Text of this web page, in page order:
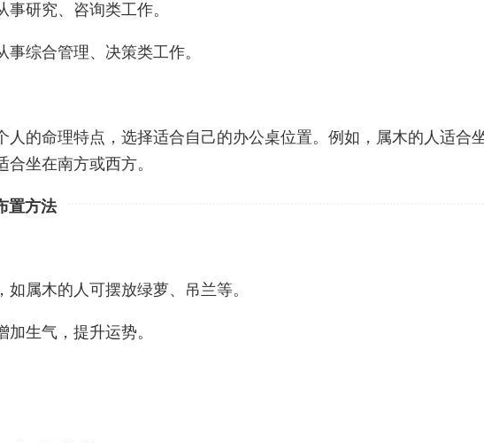
研究、咨询类工作。
综合管理、决策类工作。
人的命理特点，选择适合自己的办公桌位置。例如，属木的人适合
坐在南方或西方。
置方法
属木的人可摆放绿萝、吊兰等。
生气，提升运势。